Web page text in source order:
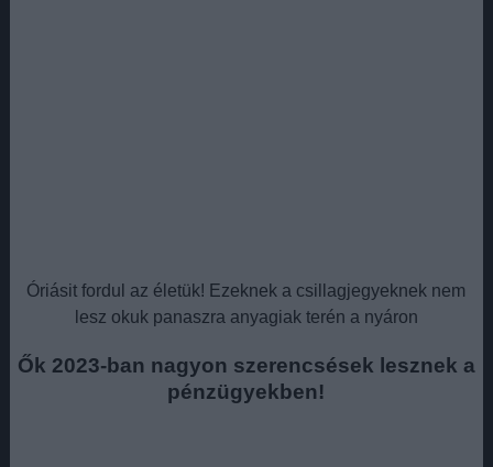
Óriásit fordul az életük! Ezeknek a csillagjegyeknek nem
lesz okuk panaszra anyagiak terén a nyáron
Ők 2023-ban nagyon szerencsések lesznek a
pénzügyekben!